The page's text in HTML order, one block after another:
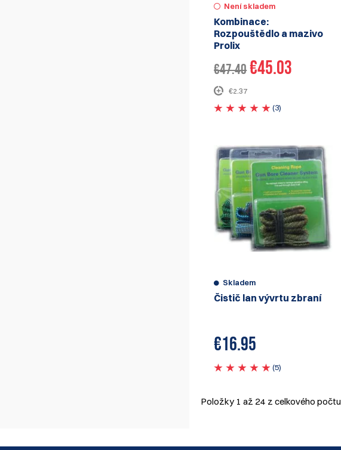
Není skladem
Kombinace:
Rozpouštědlo a mazivo
Prolix
€47.40€45.03
€2.37
(3)
Skladem
Čistič lan vývrtu zbraní
€16.95
(5)
Položky 1 až 24 z celkového počtu